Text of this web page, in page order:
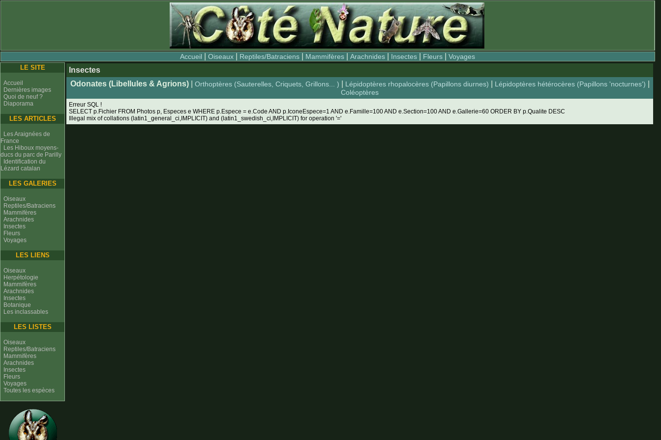
Accueil |Oiseaux Reptiles/Batraciens Mammifères |Arachnides Insectes Fleurs |Voyages
LE SITE
Accueil
Dernières images
Quoi de neuf ?
Diaporama
LES ARTICLES
Les Araignées de
France
Les Hiboux moyens-
ducs du parc de Parilly
Identification du
Lézard catalan
LES GALERIES
Oiseaux
Reptiles/Batraciens
Mammifères
Arachnides
Insectes
Fleurs
Voyages
LES LIENS
Oiseaux
Herpétologie
Mammifères
Arachnides
Insectes
Botanique
Les inclassables
LES LISTES
Oiseaux
Reptiles/Batraciens
Mammifères
Arachnides
Insectes
Fleurs
Voyages
Toutes les espèces
Insectes
Odonates (Libellules & Agrions)| Orthoptères (Sauterelles, Criquets, Grillons... ) Lépidoptères rhopalocères (Papillons diurnes) Lépidoptères hétérocères (Papillons 'nocturnes')
Coléoptères
Erreur SQL !
SELECT p.Fichier FROM Photos p, Especes e WHERE p.Espece = e.Code AND p.IconeEspece=1 AND e.Famille=100 AND e.Section=100 AND e.Gallerie=60 ORDER BY p.Qualite DESC
Illegal mix of collations (latin1_general_ci,IMPLICIT) and (latin1_swedish_ci,IMPLICIT) for operation '='